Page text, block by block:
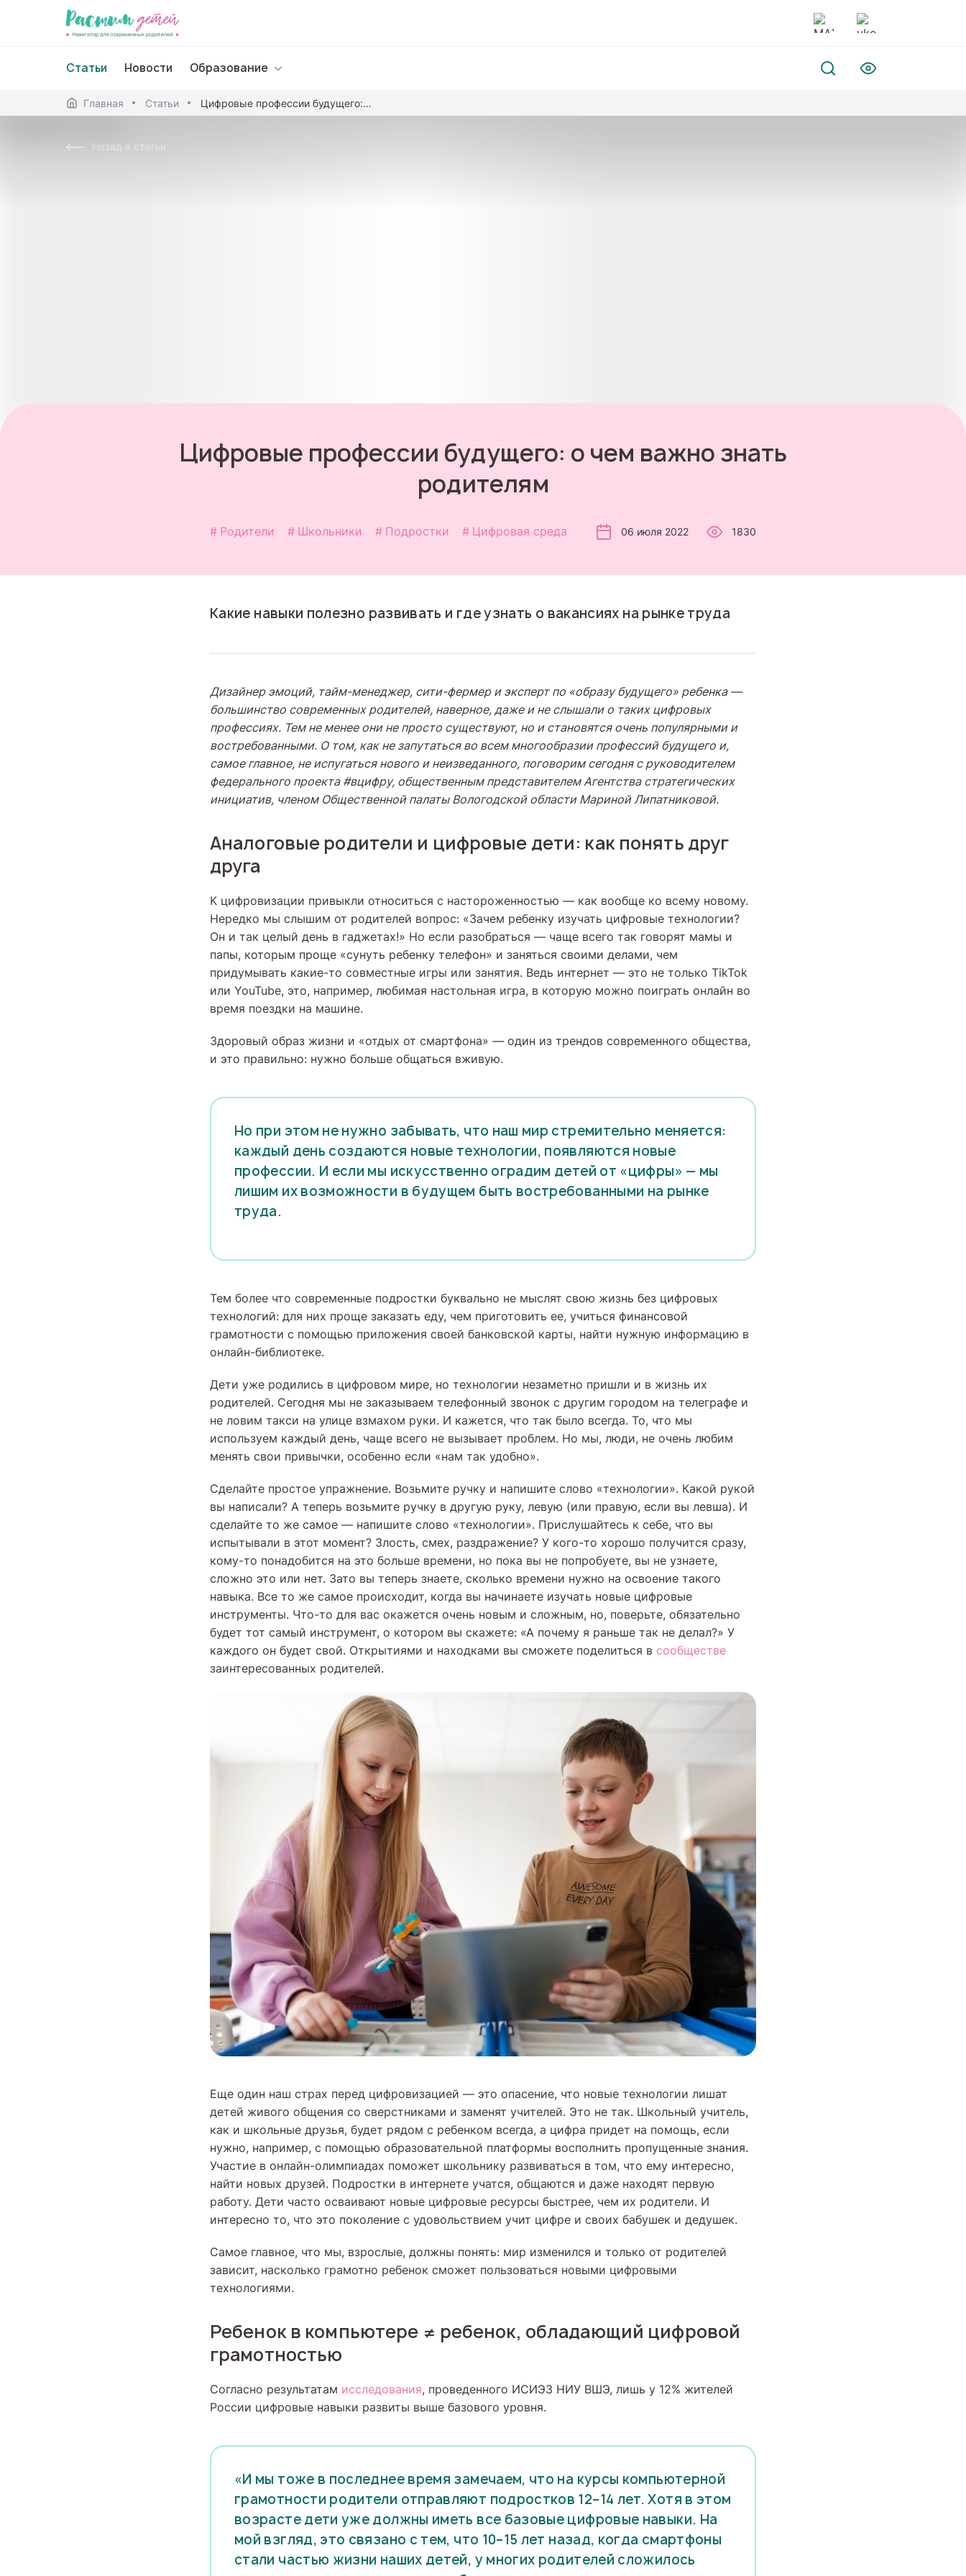
Статьи Новости Образование
Главная Статьи Цифровые профессии будущего: о чем важно знать родителям
Назад в статьи
Цифровые профессии будущего: о чем важно знать
родителям
Родители Школьники Подростки Цифровая среда 06 июля 2022 1830
Какие навыки полезно развивать и где узнать о вакансиях на рынке труда
Дизайнер эмоций, тайм-менеджер, сити-фермер и эксперт по «образу будущего» ребенка —
большинство современных родителей, наверное, даже и не слышали о таких цифровых
профессиях. Тем не менее они не просто существуют, но и становятся очень популярными и
востребованными. О том, как не запутаться во всем многообразии профессий будущего и,
самое главное, не испугаться нового и неизведанного, поговорим сегодня с руководителем
федерального проекта #вцифру, общественным представителем Агентства стратегических
инициатив, членом Общественной палаты Вологодской области Мариной Липатниковой.
Аналоговые родители и цифровые дети: как понять друг
друга
К цифровизации привыкли относиться с настороженностью — как вообще ко всему новому.
Нередко мы слышим от родителей вопрос: «Зачем ребенку изучать цифровые технологии?
Он и так целый день в гаджетах!» Но если разобраться — чаще всего так говорят мамы и
папы, которым проще «сунуть ребенку телефон» и заняться своими делами, чем
придумывать какие-то совместные игры или занятия. Ведь интернет — это не только TikTok
или YouTube, это, например, любимая настольная игра, в которую можно поиграть онлайн во
время поездки на машине.
Здоровый образ жизни и «отдых от смартфона» — один из трендов современного общества,
и это правильно: нужно больше общаться вживую.
Но при этом не нужно забывать, что наш мир стремительно меняется:
каждый день создаются новые технологии, появляются новые
профессии. И если мы искусственно оградим детей от «цифры» — мы
лишим их возможности в будущем быть востребованными на рынке
труда.
Тем более что современные подростки буквально не мыслят свою жизнь без цифровых
технологий: для них проще заказать еду, чем приготовить ее, учиться финансовой
грамотности с помощью приложения своей банковской карты, найти нужную информацию в
онлайн-библиотеке.
Дети уже родились в цифровом мире, но технологии незаметно пришли и в жизнь их
родителей. Сегодня мы не заказываем телефонный звонок с другим городом на телеграфе и
не ловим такси на улице взмахом руки. И кажется, что так было всегда. То, что мы
используем каждый день, чаще всего не вызывает проблем. Но мы, люди, не очень любим
менять свои привычки, особенно если «нам так удобно».
Сделайте простое упражнение. Возьмите ручку и напишите слово «технологии». Какой рукой
вы написали? А теперь возьмите ручку в другую руку, левую (или правую, если вы левша). И
сделайте то же самое — напишите слово «технологии». Прислушайтесь к себе, что вы
испытывали в этот момент? Злость, смех, раздражение? У кого-то хорошо получится сразу,
кому-то понадобится на это больше времени, но пока вы не попробуете, вы не узнаете,
сложно это или нет. Зато вы теперь знаете, сколько времени нужно на освоение такого
навыка. Все то же самое происходит, когда вы начинаете изучать новые цифровые
инструменты. Что-то для вас окажется очень новым и сложным, но, поверьте, обязательно
будет тот самый инструмент, о котором вы скажете: «А почему я раньше так не делал?» У
каждого он будет свой. Открытиями и находками вы сможете поделиться в сообществе
заинтересованных родителей.
Еще один наш страх перед цифровизацией — это опасение, что новые технологии лишат
детей живого общения со сверстниками и заменят учителей. Это не так. Школьный учитель,
как и школьные друзья, будет рядом с ребенком всегда, а цифра придет на помощь, если
нужно, например, с помощью образовательной платформы восполнить пропущенные знания.
Участие в онлайн-олимпиадах поможет школьнику развиваться в том, что ему интересно,
найти новых друзей. Подростки в интернете учатся, общаются и даже находят первую
работу. Дети часто осваивают новые цифровые ресурсы быстрее, чем их родители. И
интересно то, что это поколение с удовольствием учит цифре и своих бабушек и дедушек.
Самое главное, что мы, взрослые, должны понять: мир изменился и только от родителей
зависит, насколько грамотно ребенок сможет пользоваться новыми цифровыми
технологиями.
Ребенок в компьютере ≠ ребенок, обладающий цифровой
грамотностью
Согласно результатам исследования, проведенного ИСИЭЗ НИУ ВШЭ, лишь у 12% жителей
России цифровые навыки развиты выше базового уровня.
«И мы тоже в последнее время замечаем, что на курсы компьютерной
грамотности родители отправляют подростков 12–14 лет. Хотя в этом
возрасте дети уже должны иметь все базовые цифровые навыки. На
мой взгляд, это связано с тем, что 10–15 лет назад, когда смартфоны
стали частью жизни наших детей, у многих родителей сложилось